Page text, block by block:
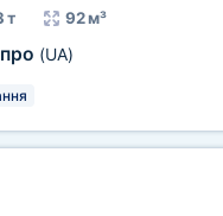
т 92 м³
(UA)